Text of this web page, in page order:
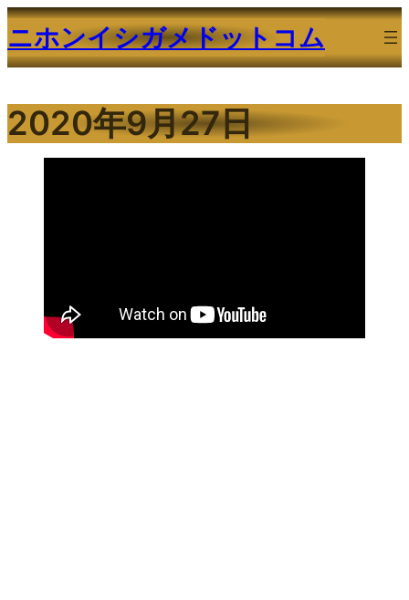
内
容
を
キ
ッ
ニホンイシガメドットコム
2020年9月27日